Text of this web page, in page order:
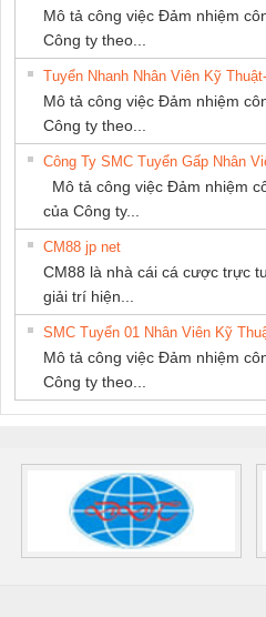
Mô tả công việc Đảm nhiệm
Công ty theo...
Tuyển Nhanh Nhân Viên Kỹ
Mô tả công việc Đảm nhiệm
Công ty theo...
Công Ty SMC Tuyển Gấp Nhân
Mô tả công việc Đảm nhiệm
của Công ty...
CM88 jp net
CM88 là nhà cái cá cược trực
giải trí hiện...
SMC Tuyển 01 Nhân Viên Kỹ
Mô tả công việc Đảm nhiệm
Công ty theo...